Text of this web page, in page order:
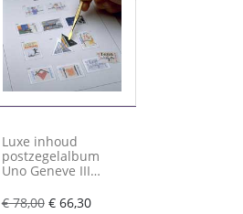
Luxe inhoud
postzegelalbum
Uno Geneve III
€78,00 Oorspronkelijke
€66,30Huidige